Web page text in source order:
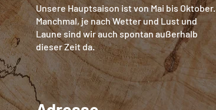
Unsere Hauptsaison ist von Mai bis Oktober.
Manchmal, je nach Wetter und Lust und
Laune sind wir auch spontan außerhalb
dieser Zeit da.